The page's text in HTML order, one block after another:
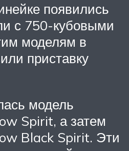
появились
с 750-кубовыми
моделям в
приставку
модель
Spirit, а затем
Black Spirit. Эти